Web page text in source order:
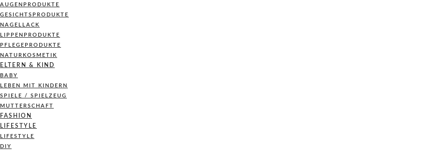
AUGENPRODUKTE
GESICHTSPRODUKTE
NAGELLACK
LIPPENPRODUKTE
PFLEGEPRODUKTE
NATURKOSMETIK
ELTERN & KIND
BABY
LEBEN MIT KINDERN
SPIELE / SPIELZEUG
MUTTERSCHAFT
FASHION
LIFESTYLE
LIFESTYLE
DIY